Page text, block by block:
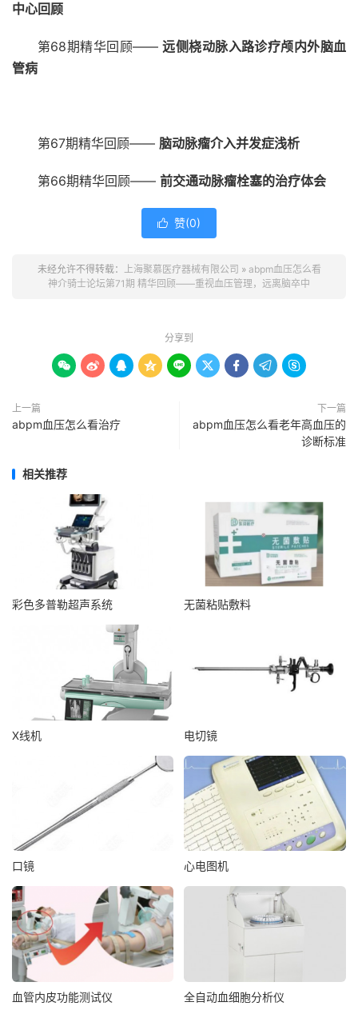
中心回顾
第68期精华回顾——远侧桡动脉入路诊疗颅内外脑血
管病
第67期精华回顾—— 脑动脉瘤介入并发症浅析
第66期精华回顾—— 前交通动脉瘤栓塞的治疗体会
 赞(0)
未经允许不得转载： 上海聚慕医疗器械有限公司 » abpm血压怎么看
神介骑士论坛第71期 精华回顾——重视血压管理，远离脑卒中
分享到
        
上一篇
abpm血压怎么看治疗
下一篇
abpm血压怎么看老年高血压的
诊断标准
相关推荐
彩色多普勒超声系统 无菌粘贴敷料
X线机 电切镜
口镜 心电图机
血管内皮功能测试仪 全自动血细胞分析仪